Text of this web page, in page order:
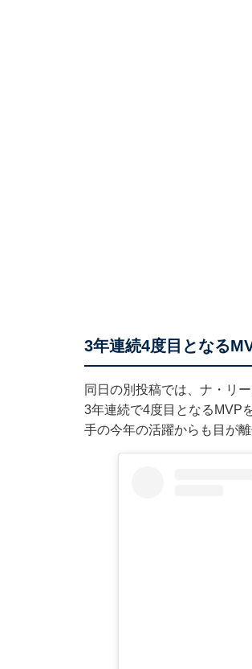
3年連続4度目となる
同日の別投稿では、ナ・リ
3年連続で4度目となるMVP
手の今年の活躍からも目が離